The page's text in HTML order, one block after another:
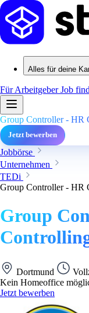
Alles für deine
Für ArbeitgeberJob
Group Controller - HR
Jetzt bewerben
Jobbörse
Unternehmen
TEDi
Group Controller - HR
Group
Dortmund
Kein Homeoffice
Jetzt bewerben